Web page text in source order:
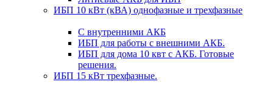
ИБП 10 кВт (кВА) однофазные и трехфазные
С внутренними АКБ
ИБП для работы с внешними АКБ.
ИБП для дома 10 квт с АКБ. Готовые
решения.
ИБП 15 кВт трехфазные.